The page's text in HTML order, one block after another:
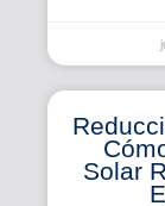
Solar